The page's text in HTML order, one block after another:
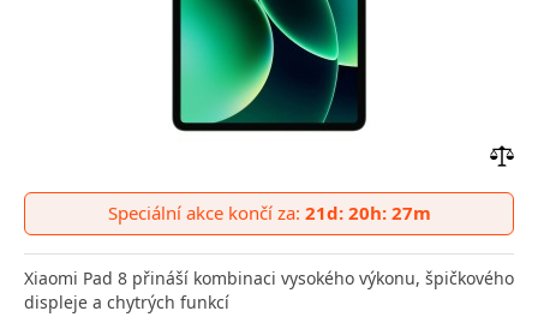
do
Speciální akce končí za: 21d: 20h: 27m
Xiaomi Pad 8 přináší kombinaci vysokého výkonu, špičkového
displeje a chytrých funkcí